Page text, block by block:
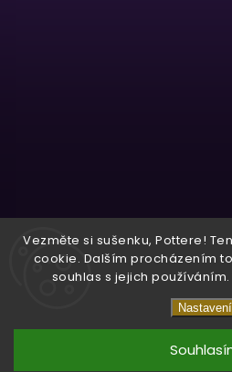
Vezměte si sušenku, Pottere!
cookie. Dalším procházením
souhlas s jejich
Nastavení
Sledovat na Instagramu
Copyright 2026Wizardo.
| Design